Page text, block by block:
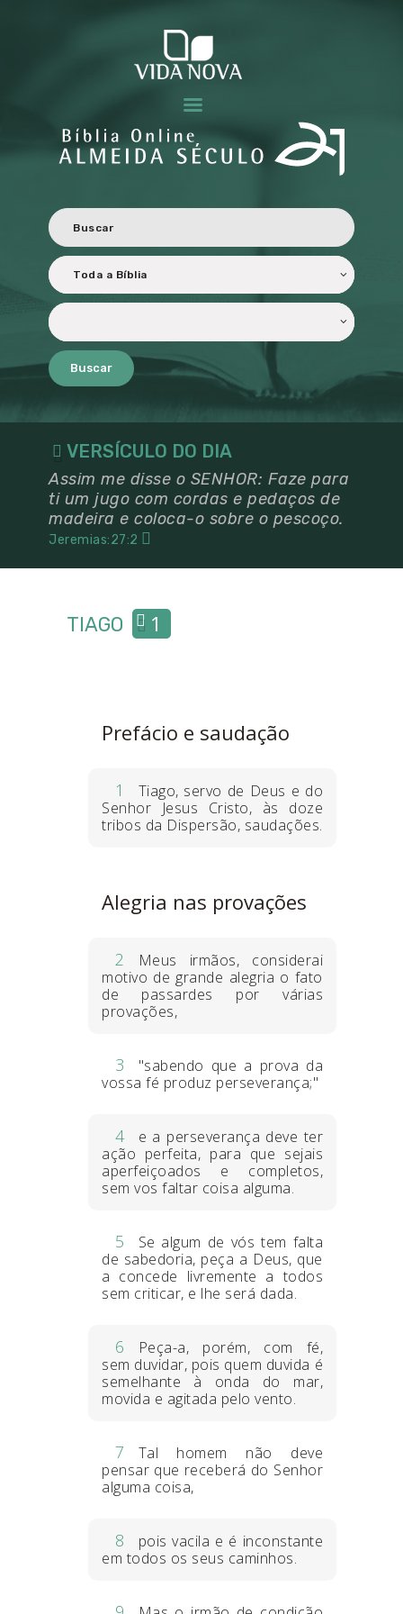
Buscar
VERSÍCULO DO DIA
Assim me disse o SENHOR: Faze para
ti um jugo com cordas e pedaços de
madeira e coloca-o sobre o pescoço.
Jeremias:27:2
BÍBLIA ALMEIDA SÉCULO 21
Revisada e atualizada ao Novo Acordo Ortográfico da Língua Portuguesa.
CARACTERÍSTICAS
TRADUÇÃO E
REVISÃO
LICENCIAMENTO
PARCEIROS
TIAGO 1
Prefácio e saudação
1
Tiago, servo de Deus e do
Senhor Jesus Cristo, às doze
tribos da Dispersão, saudações.
Alegria nas provações
2
Meus irmãos, considerai
motivo de grande alegria o fato
de passardes por várias
provações,
3
"sabendo que a prova da
vossa fé produz perseverança;"
4
e a perseverança deve ter
ação perfeita, para que sejais
aperfeiçoados e completos,
sem vos faltar coisa alguma.
5
Se algum de vós tem falta
de sabedoria, peça a Deus, que
a concede livremente a todos
sem criticar, e lhe será dada.
6
Peça-a, porém, com fé,
sem duvidar, pois quem duvida é
semelhante à onda do mar,
movida e agitada pelo vento.
7
Tal homem não deve
pensar que receberá do Senhor
alguma coisa,
8
pois vacila e é inconstante
em todos os seus caminhos.